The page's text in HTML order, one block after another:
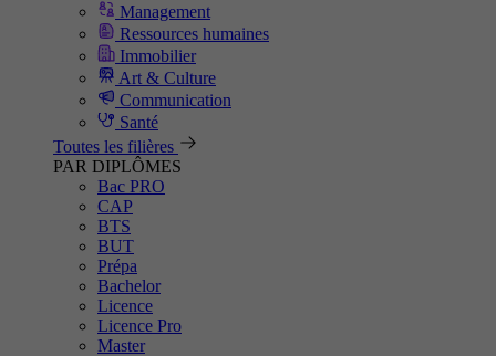
Management
Ressources humaines
Immobilier
Art & Culture
Communication
Santé
Toutes les filières
PAR DIPLÔMES
Bac PRO
CAP
BTS
BUT
Prépa
Bachelor
Licence
Licence Pro
Master